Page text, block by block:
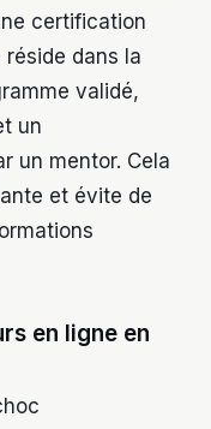
certification
réside dans la
validé,
un
un mentor. Cela
et évite de
en ligne en